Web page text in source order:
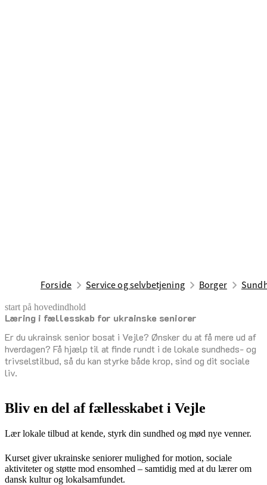
Forside Service og selvbetjening Borger
start på hovedindhold
Læring i fællesskab for ukrainske seniorer
Er du ukrainsk senior bosat i Vejle? Ønsker du at få mere ud af
hverdagen? Få hjælp til at finde rundt i de lokale sundheds- og
trivselstilbud, så du kan styrke både krop, sind og dit sociale
liv.
senest opdateret 12. marts 2026
Bliv en del af fællesskabet i Vejle
Lær lokale tilbud at kende, styrk din sundhed og mød nye venner.
Kurset giver ukrainske seniorer mulighed for motion, sociale
aktiviteter og støtte mod ensomhed – samtidig med at du lærer om
dansk kultur og lokalsamfundet.